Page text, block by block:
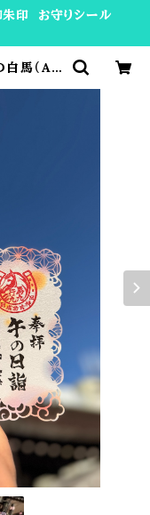
朱印 お守りシール
白馬（A5